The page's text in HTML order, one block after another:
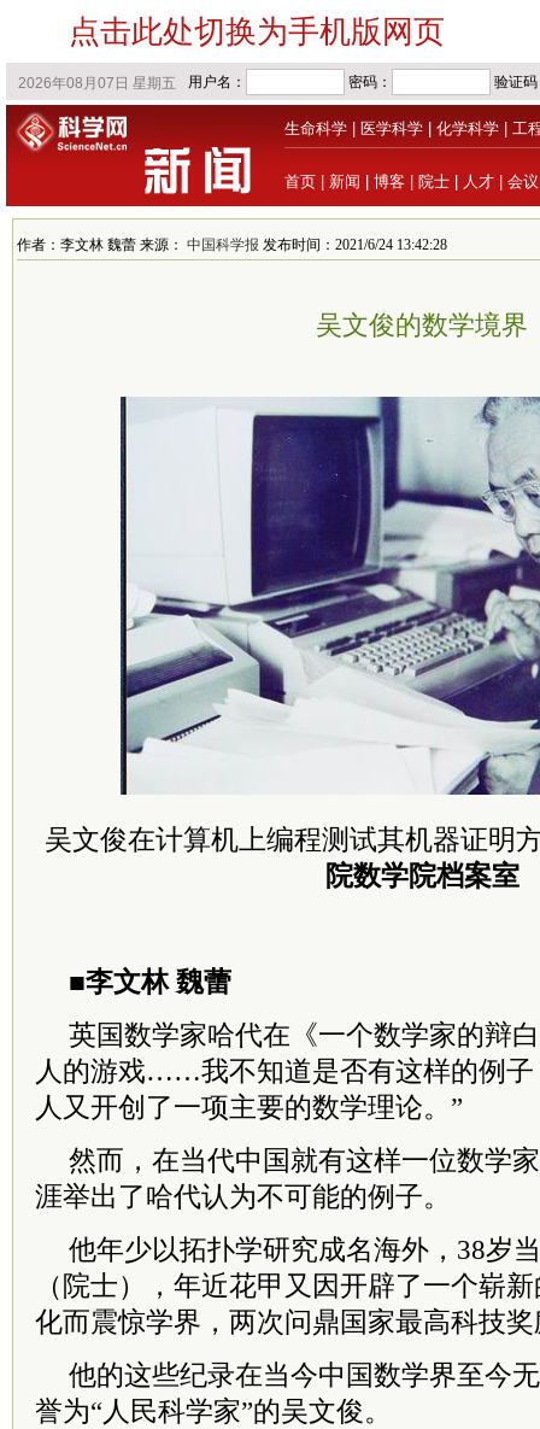
点击此处切换为手机版网页
生命科学 医学科学 化学科学 工
首页 新闻 博客 院士 人才 会议
作者：李文林 魏蕾 来源： 中国科学报 发布时间：2021/6/24 13:42:28
吴文俊的数学境界
吴文俊在计算机上编程测试其机器证明
院数学院档案室
■李文林 魏蕾
英国数学家哈代在《一个数学家的辩
人的游戏……我不知道是否有这样的例子
人又开创了一项主要的数学理论。”
然而，在当代中国就有这样一位数学
涯举出了哈代认为不可能的例子。
他年少以拓扑学研究成名海外，38岁
（院士），年近花甲又因开辟了一个崭
化而震惊学界，两次问鼎国家最高科技
他的这些纪录在当今中国数学界至今
誉为“人民科学家”的吴文俊。